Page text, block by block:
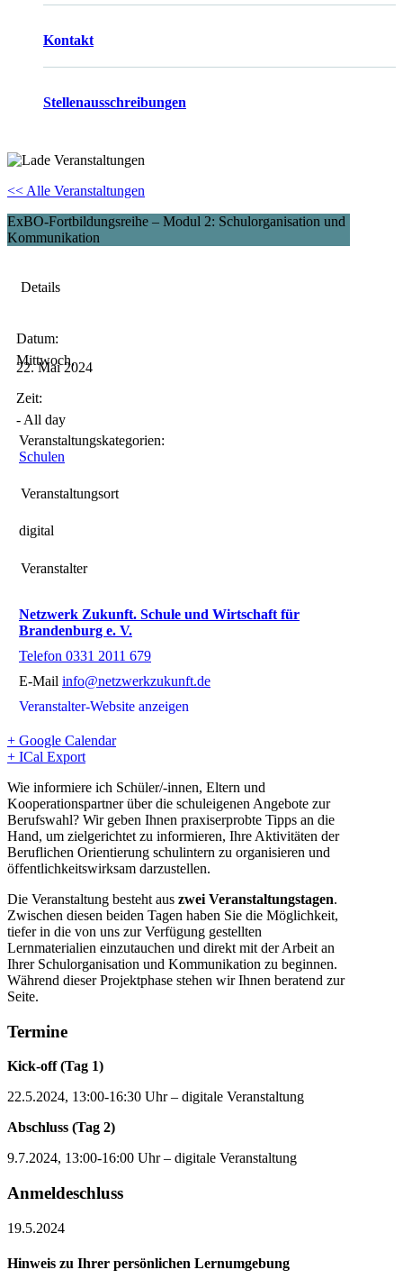
Kontakt
Stellenausschreibungen
<< Alle Veranstaltungen
ExBO-Fortbildungsreihe – Modul 2: Schulorganisation und
Kommunikation
Details
Datum:
Mittwoch,
22.Mai 2024
Zeit:
- All day
Veranstaltungs­kategorien:
Schulen
Veranstaltungsort
digital
Veranstalter
Netzwerk Zukunft. Schule und Wirtschaft für
Brandenburg e. V.
Telefon 0331 2011 679
E-Mail info@netzwerkzukunft.de
Veranstalter-Website anzeigen
+ Google Calendar
+ ICal Export
Wie informiere ich Schüler/-innen, Eltern und
Kooperationspartner über die schuleigenen Angebote zur
Berufswahl? Wir geben Ihnen praxiserprobte Tipps an die
Hand, um zielgerichtet zu informieren, Ihre Aktivitäten der
Beruflichen Orientierung schulintern zu organisieren und
öffentlichkeitswirksam darzustellen.
Die Veranstaltung besteht aus zwei Veranstaltungstagen.
Zwischen diesen beiden Tagen haben Sie die Möglichkeit,
tiefer in die von uns zur Verfügung gestellten
Lernmaterialien einzutauchen und direkt mit der Arbeit an
Ihrer Schulorganisation und Kommunikation zu beginnen.
Während dieser Projektphase stehen wir Ihnen beratend zur
Seite.
Termine
Kick-off (Tag 1)
22.5.2024, 13:00-16:30 Uhr – digitale Veranstaltung
Abschluss (Tag 2)
9.7.2024, 13:00-16:00 Uhr – digitale Veranstaltung
Anmeldeschluss
19.5.2024
Hinweis zu Ihrer persönlichen Lernumgebung